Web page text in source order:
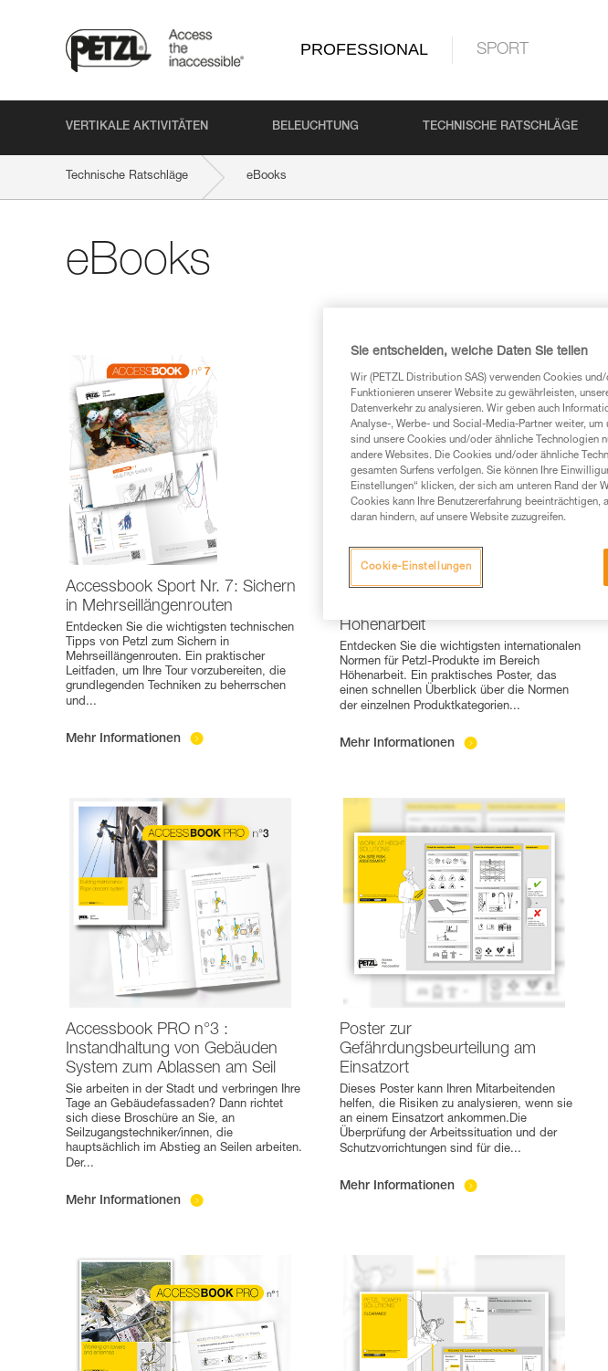
PROFESSIONAL SPORT
VERTIKALE AKTIVITÄTEN BELEUCHTUNG TECHNISCHE RATSCHLÄGE
Technische Ratschläge eBooks
eBooks
Accessbook Sport Nr. 7: Sichern
in Mehrseillängenrouten
Entdecken Sie die wichtigsten technischen
Tipps von Petzl zum Sichern in
Mehrseillängenrouten. Ein praktischer
Leitfaden, um Ihre Tour vorzubereiten, die
grundlegenden Techniken zu beherrschen
und...
Mehr Informationen
Poster Pro Nr. 4: Internationale
Höhenarbeit
Entdecken Sie die wichtigsten internationalen
Normen für Petzl-Produkte im Bereich
Höhenarbeit. Ein praktisches Poster, das
einen schnellen Überblick über die Normen
der einzelnen Produktkategorien...
Mehr Informationen
Accessbook PRO n°3 :
Instandhaltung von Gebäuden
System zum Ablassen am Seil
Sie arbeiten in der Stadt und verbringen Ihre
Tage an Gebäudefassaden? Dann richtet
sich diese Broschüre an Sie, an
Seilzugangstechniker/innen, die
hauptsächlich im Abstieg an Seilen arbeiten.
Der...
Mehr Informationen
Poster zur
Gefährdungsbeurteilung am
Einsatzort
Dieses Poster kann Ihren Mitarbeitenden
helfen, die Risiken zu analysieren, wenn sie
an einem Einsatzort ankommen.Die
Überprüfung der Arbeitssituation und der
Schutzvorrichtungen sind für die...
Mehr Informationen
Sie entscheiden, welche Daten Sie teilen
Wir (PETZL Distribution SAS) verwenden Cookies
Funktionieren unserer Website zu gewährleisten,
Datenverkehr zu analysieren. Wir geben auch
Analyse-, Werbe- und Social-Media-Partner weiter,
sind unsere Cookies und/oder ähnliche Technologien
andere Websites. Die Cookies und/oder ähnliche
gesamten Surfens verfolgen. Sie können Ihre
Einstellungen“ klicken, der sich am unteren Rand der
Cookies kann Ihre Benutzererfahrung
daran hindern, auf unsere Website zuzugreifen.
Cookie-Einstellungen